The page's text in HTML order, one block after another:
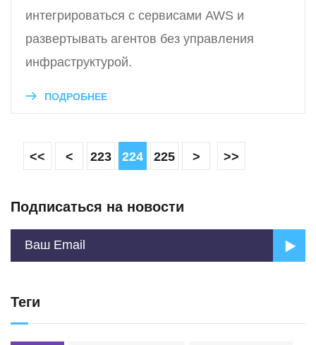
интегрироваться с сервисами AWS и
развертывать агентов без управления
инфраструктурой.
ПОДРОБНЕЕ
<< < 223 224 225 > >>
Подписаться на новости
Теги